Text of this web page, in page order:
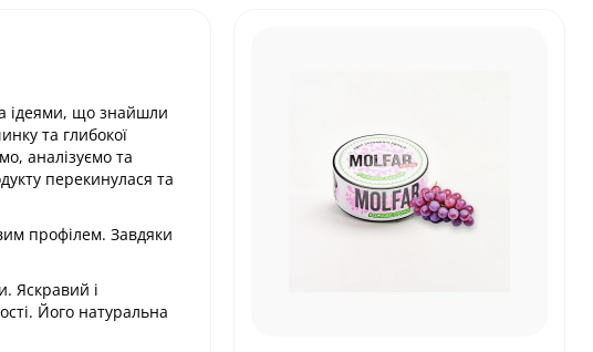
ідеями, що знайшли
та глибокої
аналізуємо та
перекинулася та
профілем. Завдяки
Яскравий і
Його натуральна